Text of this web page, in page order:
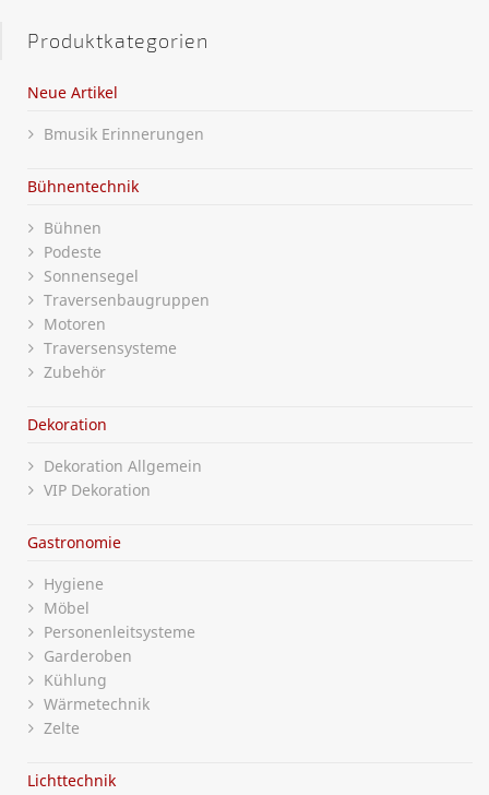
Produktkategorien
Neue Artikel
Bmusik Erinnerungen
Bühnentechnik
Bühnen
Podeste
Sonnensegel
Traversenbaugruppen
Motoren
Traversensysteme
Zubehör
Dekoration
Dekoration Allgemein
VIP Dekoration
Gastronomie
Hygiene
Möbel
Personenleitsysteme
Garderoben
Kühlung
Wärmetechnik
Zelte
Lichttechnik